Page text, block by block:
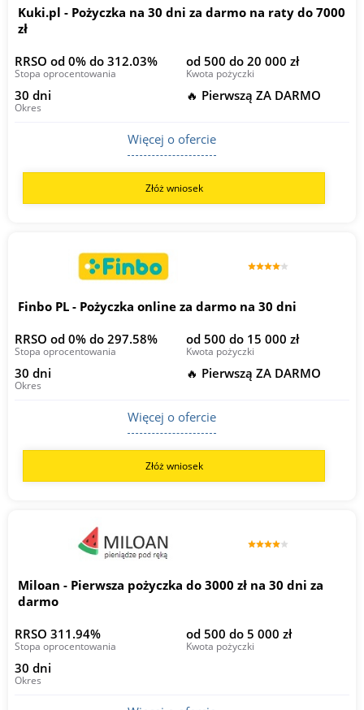
Kuki.pl - Pożyczka na 30 dni za darmo na raty do 7000
zł
RRSO od 0% do 312.03%
Stopa oprocentowania
od 500 do 20 000 zł
Kwota pożyczki
30 dni
Okres
🔥 Pierwszą ZA DARMO
Więcej o ofercie
Złóż wniosek
Finbo PL - Pożyczka online za darmo na 30 dni
RRSO od 0% do 297.58%
Stopa oprocentowania
od 500 do 15 000 zł
Kwota pożyczki
30 dni
Okres
🔥 Pierwszą ZA DARMO
Więcej o ofercie
Złóż wniosek
Miloan - Pierwsza pożyczka do 3000 zł na 30 dni za
darmo
RRSO 311.94%
Stopa oprocentowania
od 500 do 5 000 zł
Kwota pożyczki
30 dni
Okres